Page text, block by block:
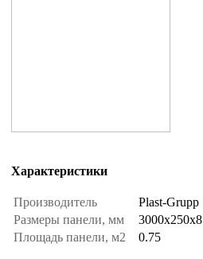
Характеристики
Производитель
Plast-Grupp
Размеры панели, мм
3000x250x8
Площадь панели, м2
0.75